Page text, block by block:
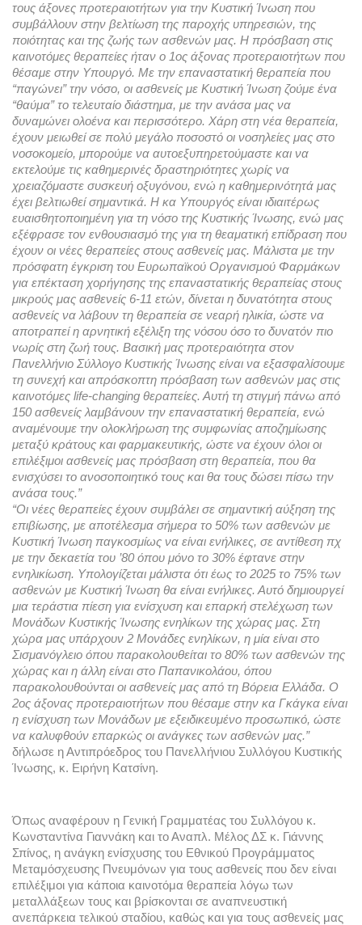
τους άξονες προτεραιοτήτων για την Κυστική Ίνωση που
συμβάλλουν στην βελτίωση της παροχής υπηρεσιών, της
ποιότητας και της ζωής των ασθενών μας. Η πρόσβαση στις
καινοτόμες θεραπείες ήταν ο 1ος άξονας προτεραιοτήτων που
θέσαμε στην Υπουργό. Με την επαναστατική θεραπεία που
“παγώνει” την νόσο, οι ασθενείς με Κυστική Ίνωση ζούμε ένα
“θαύμα” το τελευταίο διάστημα, με την ανάσα μας να
δυναμώνει ολοένα και περισσότερο. Χάρη στη νέα θεραπεία,
έχουν μειωθεί σε πολύ μεγάλο ποσοστό οι νοσηλείες μας στο
νοσοκομείο, μπορούμε να αυτοεξυπηρετούμαστε και να
εκτελούμε τις καθημερινές δραστηριότητες χωρίς να
χρειαζόμαστε συσκευή οξυγόνου, ενώ η καθημερινότητά μας
έχει βελτιωθεί σημαντικά. Η κα Υπουργός είναι ιδιαιτέρως
ευαισθητοποιημένη για τη νόσο της Κυστικής Ίνωσης, ενώ μας
εξέφρασε τον ενθουσιασμό της για τη θεαματική επίδραση που
έχουν οι νέες θεραπείες στους ασθενείς μας. Μάλιστα με την
πρόσφατη έγκριση του Ευρωπαϊκού Οργανισμού Φαρμάκων
για επέκταση χορήγησης της επαναστατικής θεραπείας στους
μικρούς μας ασθενείς 6-11 ετών, δίνεται η δυνατότητα στους
ασθενείς να λάβουν τη θεραπεία σε νεαρή ηλικία, ώστε να
αποτραπεί η αρνητική εξέλιξη της νόσου όσο το δυνατόν πιο
νωρίς στη ζωή τους. Βασική μας προτεραιότητα στον
Πανελλήνιο Σύλλογο Κυστικής Ίνωσης είναι να εξασφαλίσουμε
τη συνεχή και απρόσκοπτη πρόσβαση των ασθενών μας στις
καινοτόμες life-changing θεραπείες. Αυτή τη στιγμή πάνω από
150 ασθενείς λαμβάνουν την επαναστατική θεραπεία, ενώ
αναμένουμε την ολοκλήρωση της συμφωνίας αποζημίωσης
μεταξύ κράτους και φαρμακευτικής, ώστε να έχουν όλοι οι
επιλέξιμοι ασθενείς μας πρόσβαση στη θεραπεία, που θα
ενισχύσει το ανοσοποιητικό τους και θα τους δώσει πίσω την
ανάσα τους.”
“Οι νέες θεραπείες έχουν συμβάλει σε σημαντική αύξηση της
επιβίωσης, με αποτέλεσμα σήμερα το 50% των ασθενών με
Κυστική Ίνωση παγκοσμίως να είναι ενήλικες, σε αντίθεση πχ
με την δεκαετία του ’80 όπου μόνο το 30% έφτανε στην
ενηλικίωση. Υπολογίζεται μάλιστα ότι έως το 2025 το 75% των
ασθενών με Κυστική Ίνωση θα είναι ενήλικες. Αυτό δημιουργεί
μια τεράστια πίεση για ενίσχυση και επαρκή στελέχωση των
Μονάδων Κυστικής Ίνωσης ενηλίκων της χώρας μας. Στη
χώρα μας υπάρχουν 2 Μονάδες ενηλίκων, η μία είναι στο
Σισμανόγλειο όπου παρακολουθείται το 80% των ασθενών της
χώρας και η άλλη είναι στο Παπανικολάου, όπου
παρακολουθούνται οι ασθενείς μας από τη Βόρεια Ελλάδα. Ο
2ος άξονας προτεραιοτήτων που θέσαμε στην κα Γκάγκα είναι
η ενίσχυση των Μονάδων με εξειδικευμένο προσωπικό, ώστε
να καλυφθούν επαρκώς οι ανάγκες των ασθενών μας.”
δήλωσε η Αντιπρόεδρος του Πανελλήνιου Συλλόγου Κυστικής
Ίνωσης, κ. Ειρήνη Κατσίνη.
Όπως αναφέρουν η Γενική Γραμματέας του Συλλόγου κ.
Κωνσταντίνα Γιαννάκη και το Αναπλ. Μέλος ΔΣ κ. Γιάννης
Σπίνος, η ανάγκη ενίσχυσης του Εθνικού Προγράμματος
Μεταμόσχευσης Πνευμόνων για τους ασθενείς που δεν είναι
επιλέξιμοι για κάποια καινοτόμα θεραπεία λόγω των
μεταλλάξεων τους και βρίσκονται σε αναπνευστική
ανεπάρκεια τελικού σταδίου, καθώς και για τους ασθενείς μας